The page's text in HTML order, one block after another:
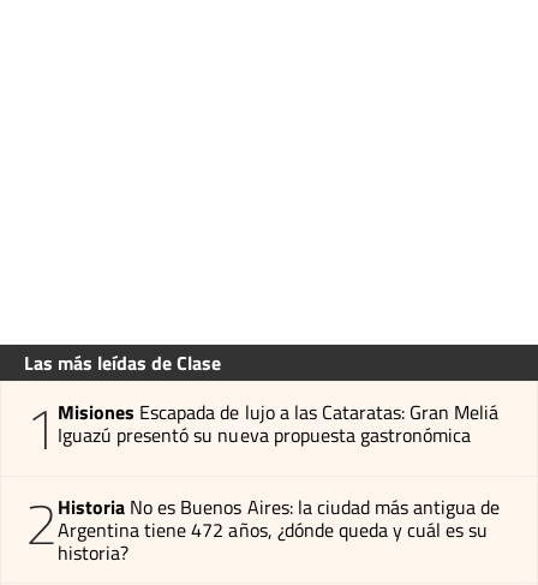
Las más leídas de Clase
1 Misiones Escapada de lujo a las Cataratas: Gran Meliá
Iguazú presentó su nueva propuesta gastronómica
2Historia No es Buenos Aires: la ciudad más antigua de
Argentina tiene 472 años, ¿dónde queda y cuál es su
historia?